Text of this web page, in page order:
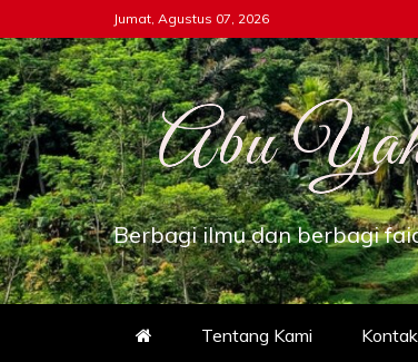
to
content
Jumat, Agustus 07, 2026
Berbagi ilmu dan berbagi
Tentang Kami